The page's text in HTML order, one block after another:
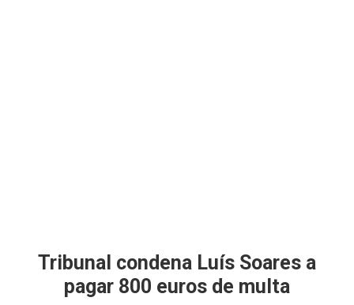
Tribunal condena Luís Soares a
pagar 800 euros de multa